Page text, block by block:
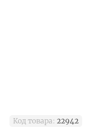
Код товара: 22942